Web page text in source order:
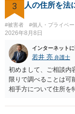
3 人の住所を法
#被害者 #個人・プライベー
2026年8月8日
インターネット
若井 亮 弁護士
初めまして、ご相談内
限りで調べることは可
相手方について住所を